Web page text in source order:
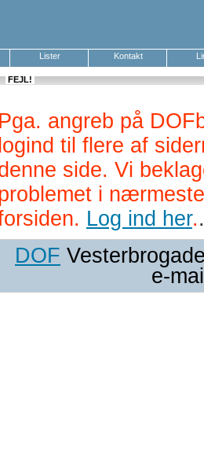
Lister Kontakt
FEJL!
Pga. angreb på
logind til flere af
side. Vi
i
Log ind her..
DOF
e-